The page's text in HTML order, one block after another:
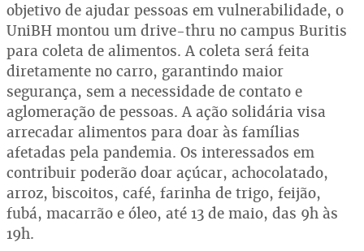
objetivo de ajudar pessoas em vulnerabilidade, o
UniBH montou um drive-thru no campus Buritis
para coleta de alimentos. A coleta será feita
diretamente no carro, garantindo maior
segurança, sem a necessidade de contato e
aglomeração de pessoas. A ação solidária visa
arrecadar alimentos para doar às famílias
afetadas pela pandemia. Os interessados em
contribuir poderão doar açúcar, achocolatado,
arroz, biscoitos, café, farinha de trigo, feijão,
fubá, macarrão e óleo, até 13 de maio, das 9h às
19h.